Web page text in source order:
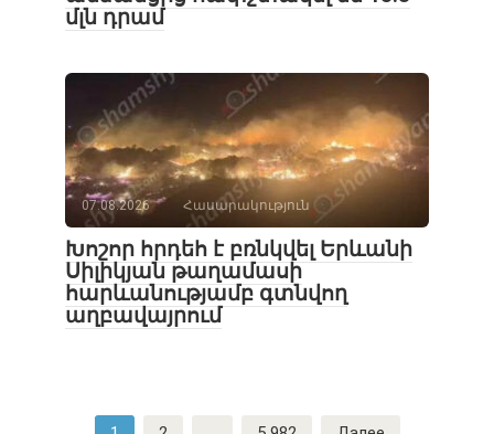
մլն դրամ
07.08.2026 Հասարակություն
Խոշոր հրդեհ է բռնկվել Երևանի
Սիլիկյան թաղամասի
հարևանությամբ գտնվող
աղբավայրում